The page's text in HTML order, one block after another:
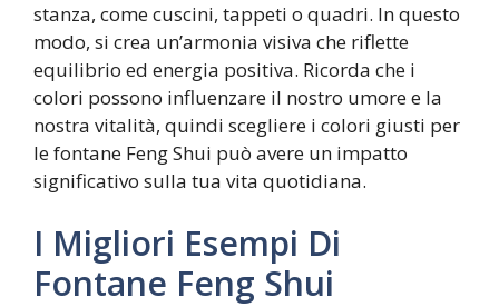
stanza, come cuscini, tappeti o quadri. In questo
modo, si crea un’armonia visiva che riflette
equilibrio ed energia positiva. Ricorda che i
colori possono influenzare il nostro umore e la
nostra vitalità, quindi scegliere i colori giusti per
le fontane Feng Shui può avere un impatto
significativo sulla tua vita quotidiana.
I Migliori Esempi Di
Fontane Feng Shui